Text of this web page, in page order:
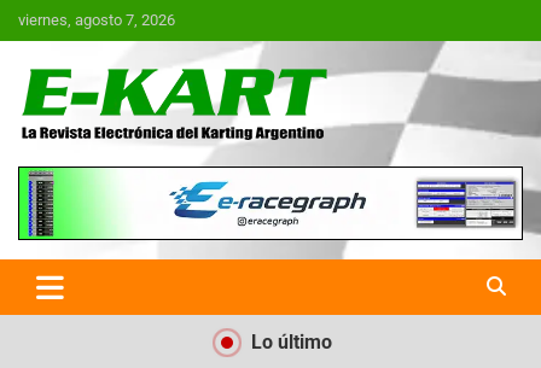
Saltar
al
viernes, agosto 7, 2026
E-Kart.com.ar | La Revista
Electrónica del Karting en
Argentina
Lo último